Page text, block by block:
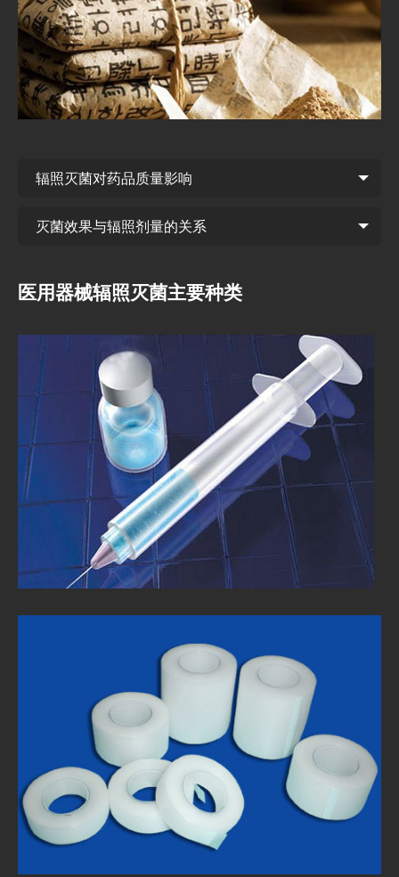
辐照灭菌对药品质量影响
灭菌效果与辐照剂量的关系
医用器械辐照灭菌主要种类